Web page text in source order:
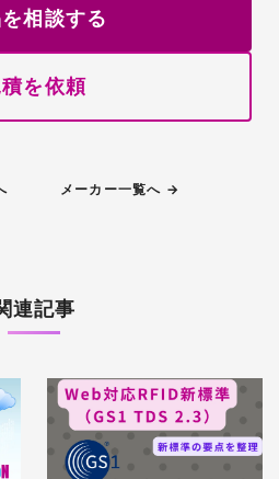
相談する
積を依頼
メーカー一覧へ →
連記事